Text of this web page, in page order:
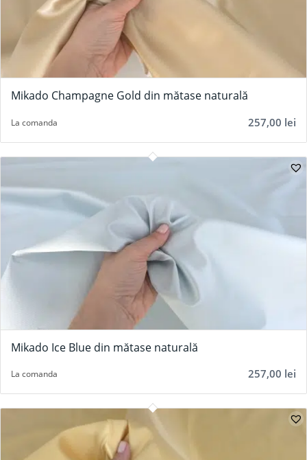
Mikado Champagne Gold din mătase naturală
257,00 lei
La comanda
Mikado Ice Blue din mătase naturală
257,00 lei
La comanda